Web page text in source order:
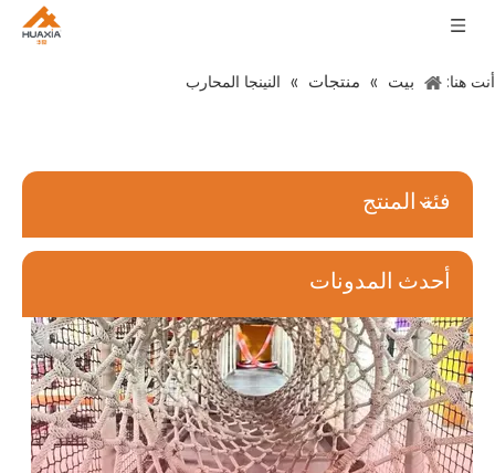
أنت هنا: بيت » منتجات » النينجا المحارب
فئة المنتج
أحدث المدونات